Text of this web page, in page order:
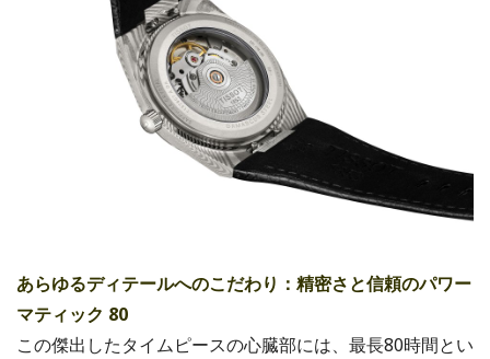
あらゆるディテールへのこだわり：精密さと信頼のパワー
マティック 80
この傑出したタイムピースの心臓部には、最長80時間とい